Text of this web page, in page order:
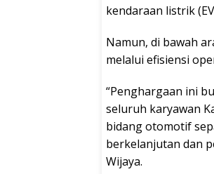
kendaraan listrik
Namun, di bawah
melalui efisiensi
“Penghargaan ini
seluruh karyawan
bidang otomotif
berkelanjutan dan
Wijaya.